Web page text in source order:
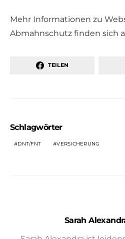
Mehr Informationen zu
Abmahnschutz finden sich
TEILEN
Schlagwörter
DNT/FNT VERSICHERUNG
Sarah